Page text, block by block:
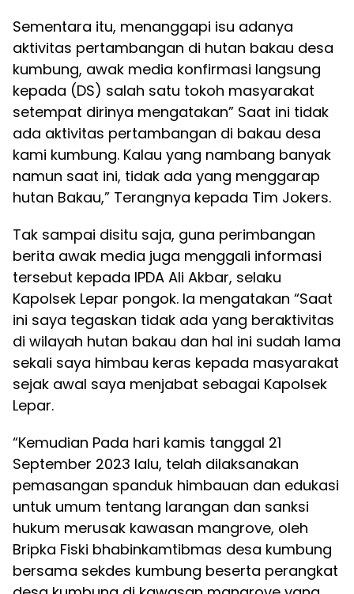
Sementara itu, menanggapi isu adanya
aktivitas pertambangan di hutan bakau desa
kumbung, awak media konfirmasi langsung
kepada (DS) salah satu tokoh masyarakat
setempat dirinya mengatakan” Saat ini tidak
ada aktivitas pertambangan di bakau desa
kami kumbung. Kalau yang nambang banyak
namun saat ini, tidak ada yang menggarap
hutan Bakau,” Terangnya kepada Tim Jokers.
Tak sampai disitu saja, guna perimbangan
berita awak media juga menggali informasi
tersebut kepada IPDA Ali Akbar, selaku
Kapolsek Lepar pongok. Ia mengatakan “Saat
ini saya tegaskan tidak ada yang beraktivitas
di wilayah hutan bakau dan hal ini sudah lama
sekali saya himbau keras kepada masyarakat
sejak awal saya menjabat sebagai Kapolsek
Lepar.
“Kemudian Pada hari kamis tanggal 21
September 2023 lalu, telah dilaksanakan
pemasangan spanduk himbauan dan edukasi
untuk umum tentang larangan dan sanksi
hukum merusak kawasan mangrove, oleh
Bripka Fiski bhabinkamtibmas desa kumbung
bersama sekdes kumbung beserta perangkat